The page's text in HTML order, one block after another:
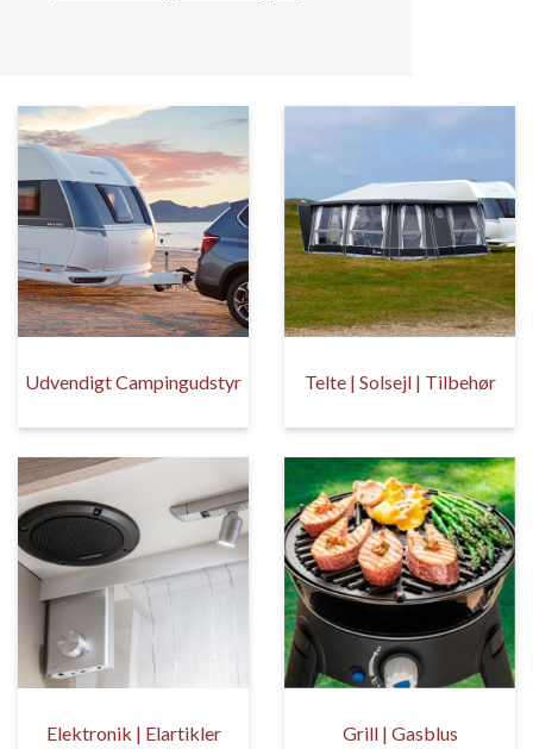
Udvendigt Campingudstyr Telte | Solsejl | Tilbehør
Elektronik | Elartikler Grill | Gasblus